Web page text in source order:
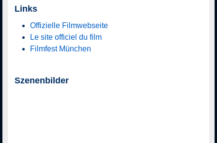
Links
Offizielle Filmwebseite
Le site officiel du film
Filmfest München
Szenenbilder